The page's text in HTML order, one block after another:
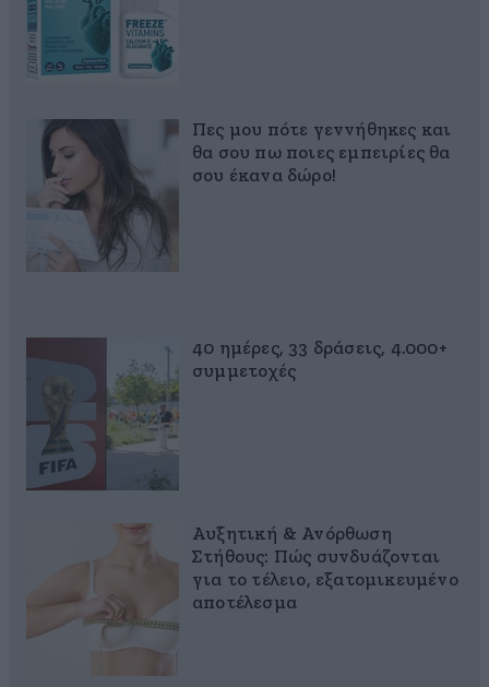
Πες μου πότε γεννήθηκες και
θα σου πω ποιες εμπειρίες θα
σου έκανα δώρο!
40 ημέρες, 33 δράσεις, 4.000+
συμμετοχές
Αυξητική & Ανόρθωση
Στήθους: Πώς συνδυάζονται
για το τέλειο, εξατομικευμένο
αποτέλεσμα